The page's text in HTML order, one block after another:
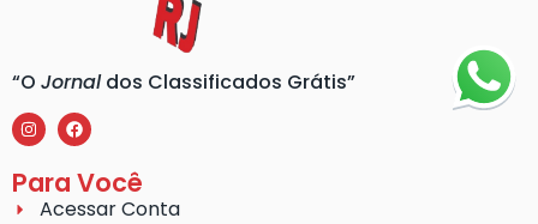
“O Jornaldos Classificados Grátis”
Para Você
Acessar Conta